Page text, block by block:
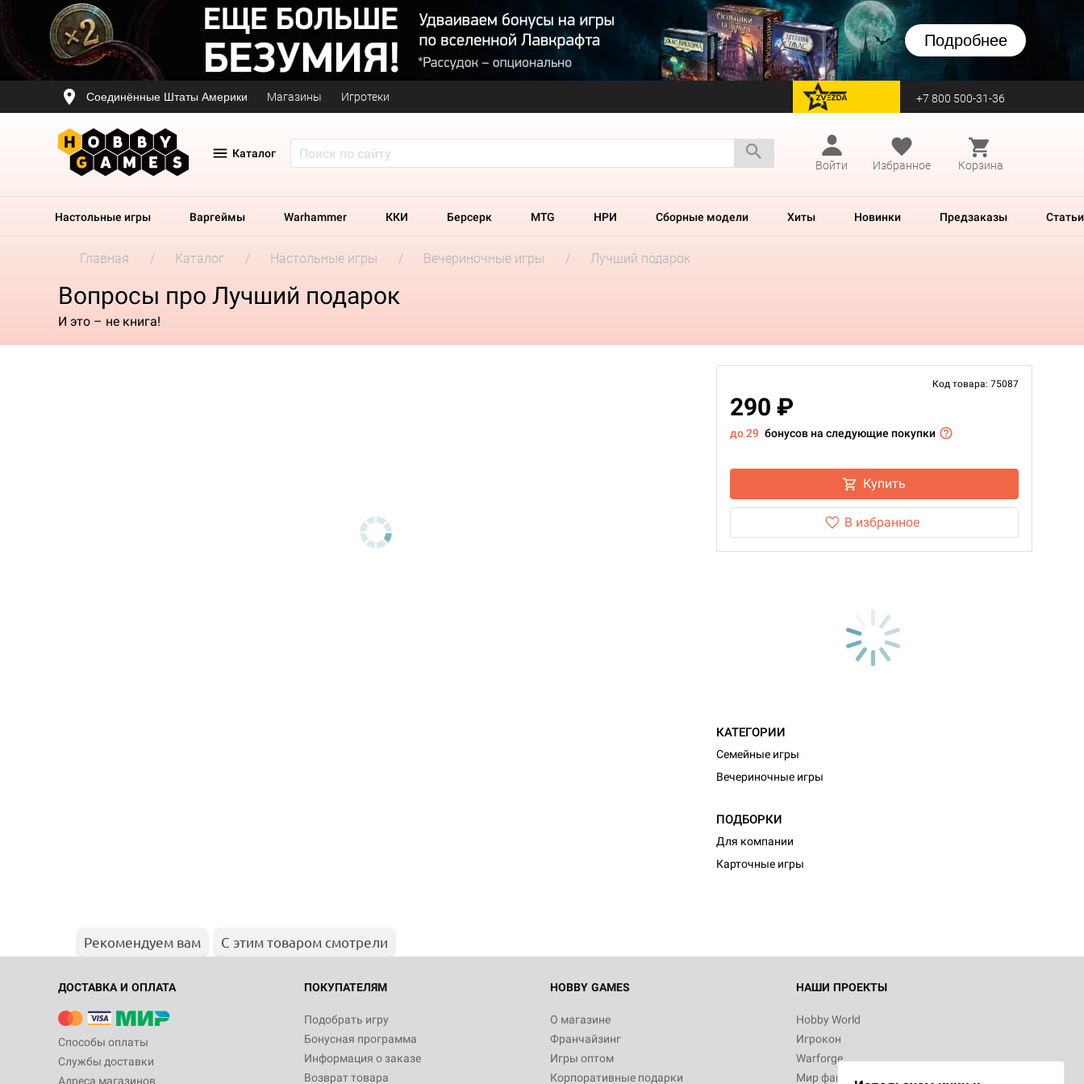
Подробнее
Соединённые Штаты Америки Магазины Игротеки перейти на Zvezda +7 800 500-31-36
Каталог
Войти
Избранное Корзина
Настольные игры Варгеймы Warhammer ККИ Берсерк MTG НРИ Сборные модели Хиты Новинки Предзаказы Статьи
Главная Каталог Настольные игры Вечериночные игры Лучший подарок
Вопросы про Лучший подарок
И это – не книга!
Код товара: 75087
290 ₽
до 29 бонусов на следующие покупки
Купить
В избранное
КАТЕГОРИИ
Семейные игры
Вечериночные игры
ПОДБОРКИ
Для компании
Карточные игры
Рекомендуем вам С этим товаром смотрели
ДОСТАВКА И ОПЛАТА
Способы оплаты
Службы доставки
Адреса магазинов
ПОКУПАТЕЛЯМ
Подобрать игру
Бонусная программа
Информация о заказе
Возврат товара
HOBBY GAMES
О магазине
Франчайзинг
Игры оптом
Корпоративные подарки
НАШИ ПРОЕКТЫ
Hobby World
Игрокон
Warforge
Мир фантастики